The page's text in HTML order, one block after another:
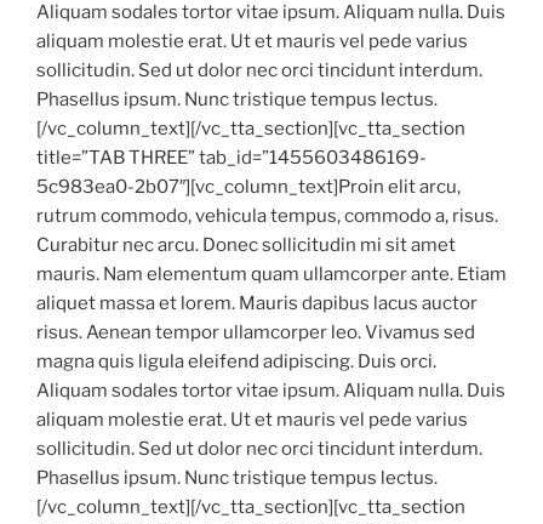
Aliquam sodales tortor vitae ipsum. Aliquam nulla. Duis
aliquam molestie erat. Ut et mauris vel pede varius
sollicitudin. Sed ut dolor nec orci tincidunt interdum.
Phasellus ipsum. Nunc tristique tempus lectus.
[/vc_column_text][/vc_tta_section][vc_tta_section
title=”TAB THREE” tab_id=”1455603486169-
5c983ea0-2b07″][vc_column_text]Proin elit arcu,
rutrum commodo, vehicula tempus, commodo a, risus.
Curabitur nec arcu. Donec sollicitudin mi sit amet
mauris. Nam elementum quam ullamcorper ante. Etiam
aliquet massa et lorem. Mauris dapibus lacus auctor
risus. Aenean tempor ullamcorper leo. Vivamus sed
magna quis ligula eleifend adipiscing. Duis orci.
Aliquam sodales tortor vitae ipsum. Aliquam nulla. Duis
aliquam molestie erat. Ut et mauris vel pede varius
sollicitudin. Sed ut dolor nec orci tincidunt interdum.
Phasellus ipsum. Nunc tristique tempus lectus.
[/vc_column_text][/vc_tta_section][vc_tta_section